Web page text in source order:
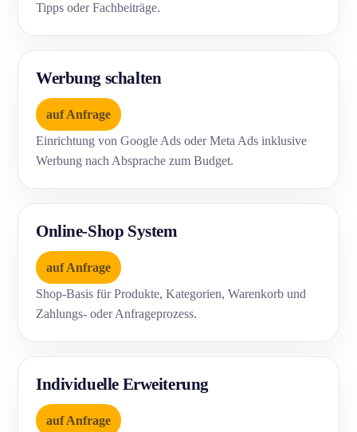
Tipps oder Fachbeiträge.
Werbung schalten
auf Anfrage
Einrichtung von Google Ads oder Meta Ads inklusive
Werbung nach Absprache zum Budget.
Online-Shop System
auf Anfrage
Shop-Basis für Produkte, Kategorien, Warenkorb und
Zahlungs- oder Anfrageprozess.
Individuelle Erweiterung
auf Anfrage